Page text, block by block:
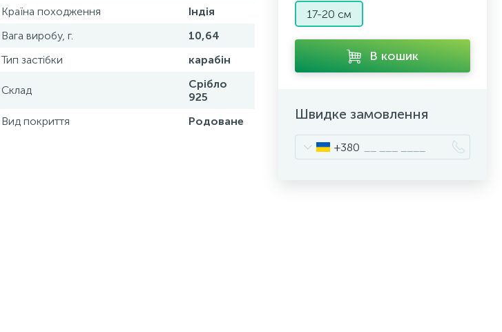
Країна походження
Індія
Вага виробу, г.
10,64
Тип застібки
карабін
Склад
Срібло
925
Вид покриття
Родоване
17-20 см
В кошик
Швидке замовлення
+380